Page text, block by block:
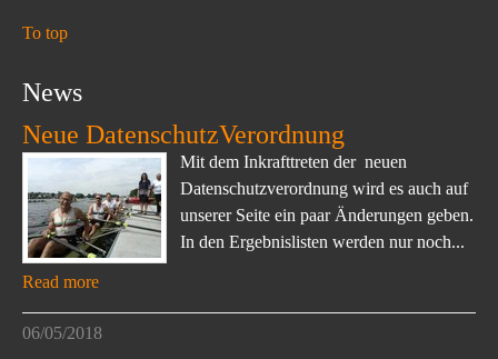
To top
News
Neue DatenschutzVerordnung
Mit dem Inkrafttreten der neuen
Datenschutzverordnung wird es auch auf
unserer Seite ein paar Änderungen geben.
In den Ergebnislisten werden nur noch...
Read more
06/05/2018